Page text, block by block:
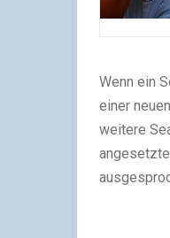
Wenn ein
einer
weitere